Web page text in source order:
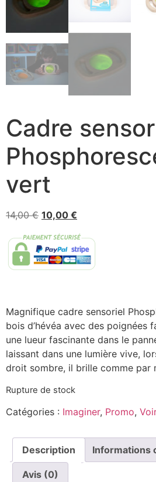
Cadre
vert
14,00€ 10,00 €
Magnifique cadre sensoriel
bois d’hévéa avec des poignées
une lueur fascinante dans le
laissant dans une lumière vive,
droit sombre, il brille comme par
Rupture de stock
Catégories : Imaginer, Promo,
Description Informations
Avis (0)